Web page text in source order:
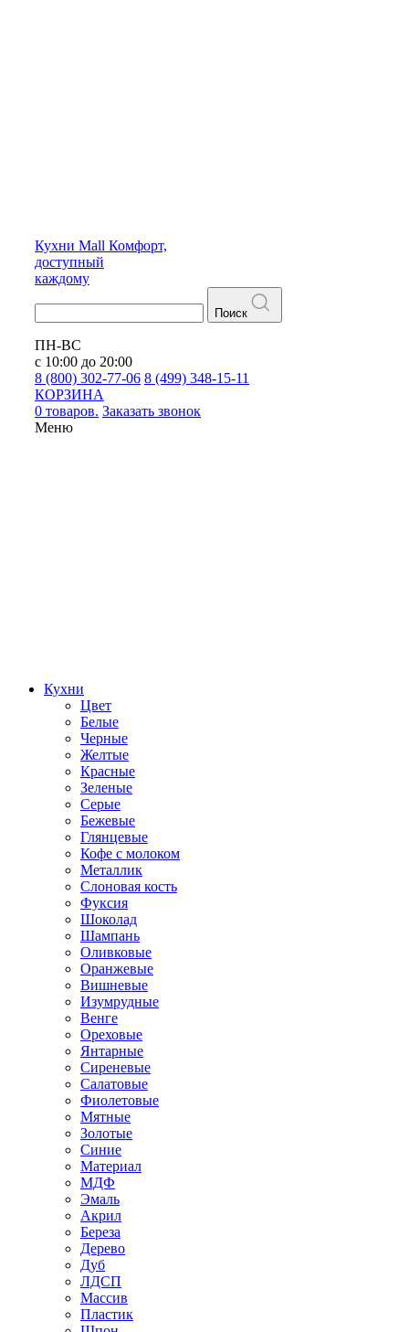
Кухни Mall Комфорт,
доступный
каждому
Поиск
ПН-ВС
с 10:00 до 20:00
8 (800) 302-77-06 8 (499) 348-15-11
КОРЗИНА
0 товаров. Заказать звонок
Меню
Кухни
Цвет
Белые
Черные
Желтые
Красные
Зеленые
Серые
Бежевые
Глянцевые
Кофе с молоком
Металлик
Слоновая кость
Фуксия
Шоколад
Шампань
Оливковые
Оранжевые
Вишневые
Изумрудные
Венге
Ореховые
Янтарные
Сиреневые
Салатовые
Фиолетовые
Мятные
Золотые
Синие
Материал
МДФ
Эмаль
Акрил
Береза
Дерево
Дуб
ЛДСП
Массив
Пластик